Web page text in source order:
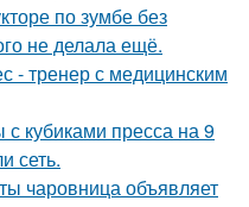
по зумбе без
не делала ещё.
- тренер с медицинским
кубиками пресса на 9
сеть.
чаровница объявляет